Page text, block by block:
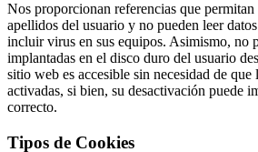
Nos proporcionan referencias que
apellidos del usuario y no pueden leer
incluir virus en sus equipos. Asimismo, no
implantadas en el disco duro del usuario
sitio web es accesible sin necesidad de que
activadas, si bien, su desactivación puede
correcto.
Tipos de Cookies